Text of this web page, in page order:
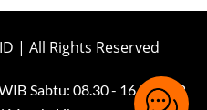
| All Rights Reserved
Sabtu: 08.30 - 16.00 WIB